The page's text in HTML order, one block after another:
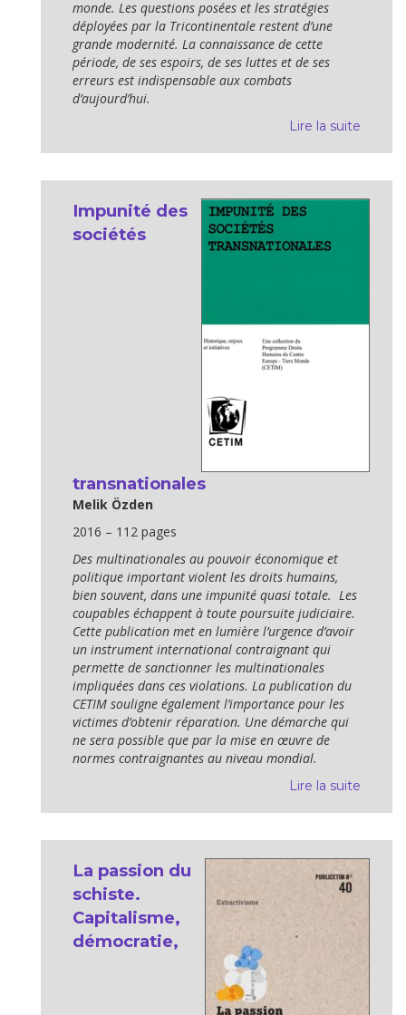
monde. Les questions posées et les stratégies
déployées par la Tricontinentale restent d’une
grande modernité. La connaissance de cette
période, de ses espoirs, de ses luttes et de ses
erreurs est indispensable aux combats
d’aujourd’hui.
Lire la suite
Impunité des
sociétés
transnationales
Melik Özden
2016 – 112 pages
Des multinationales au pouvoir économique et
politique important violent les droits humains,
bien souvent, dans une impunité quasi totale. Les
coupables échappent à toute poursuite judiciaire.
Cette publication met en lumière l’urgence d’avoir
un instrument international contraignant qui
permette de sanctionner les multinationales
impliquées dans ces violations. La publication du
CETIM souligne également l’importance pour les
victimes d’obtenir réparation. Une démarche qui
ne sera possible que par la mise en œuvre de
normes contraignantes au niveau mondial.
Lire la suite
La passion du
schiste.
Capitalisme,
démocratie,